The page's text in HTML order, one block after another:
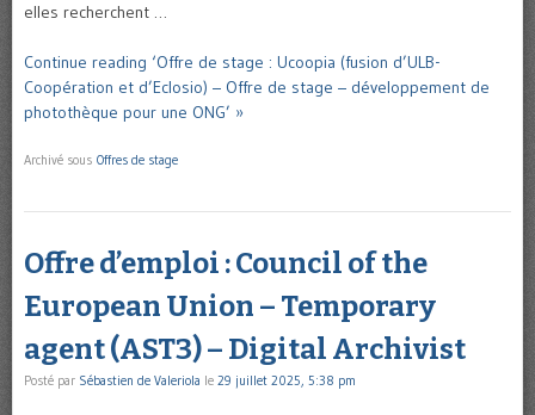
elles recherchent …
Continue reading ‘Offre de stage : Ucoopia (fusion d’ULB-
Coopération et d’Eclosio) – Offre de stage – développement de
photothèque pour une ONG’ »
Archivé sous Offres de stage
Offre d’emploi : Council of the
European Union – Temporary
agent (AST3) – Digital Archivist
Posté par Sébastien de Valeriola le 29 juillet 2025, 5:38 pm